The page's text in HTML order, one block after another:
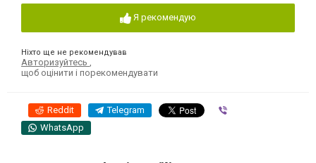
Я рекомендую
Ніхто ще не рекомендував
Авторизуйтесь
щоб оцінити і порекомендувати
Reddit Telegram
WhatsApp